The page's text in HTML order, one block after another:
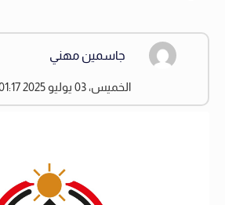
جاسمين مهني
الخميس، 03 يوليو 2025 01:17 مساءً